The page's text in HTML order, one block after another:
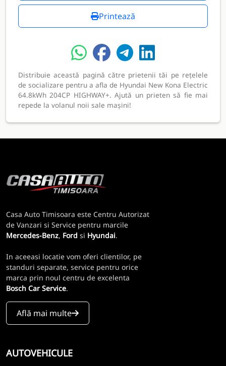
Printează
Distribuie această pagină către prietenii tăi pe rețelele
de socializare pentru a afla de Hyundai New Kona Electric
64.8kWh 204CP HIGHWAY+. Ajută un prieten să fie mai
repede la volanul noii sale mașini!
Casa Auto Timisoara este Centru Autorizat
de Vanzari si Service pentru marcile
Mercedes-Benz, Ford si Hyundai.
In aceeasi locatie vom oferi clientilor, pe
standuri separate, service pentru orice
marca prin noul centru de excelenta
Bosch Car Service.
Află mai multe
AUTOVEHICULE